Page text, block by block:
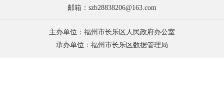
邮箱：szb28838206@163.com
主办单位：福州市长乐区人民政府办公室
承办单位：福州市长乐区数据管理局